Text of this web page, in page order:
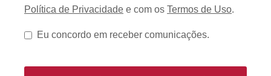
Política de Privacidade e com os Termos de Uso.
Eu concordo em receber comunicações.